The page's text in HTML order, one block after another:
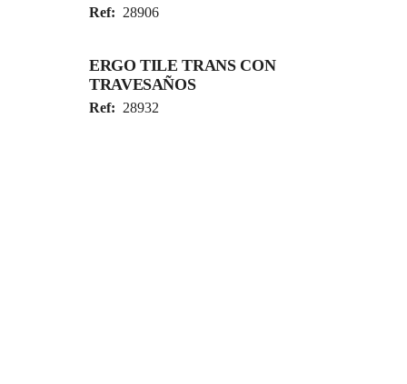
Ref: 28906
ERGO TILE TRANS CON
TRAVESAÑOS
Ref: 28932